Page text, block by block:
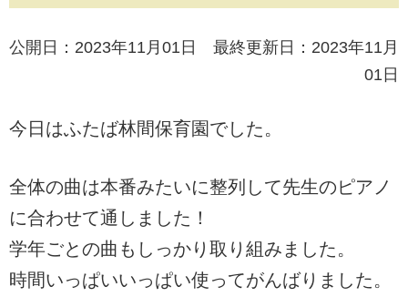
公開日：2023年11月01日 最終更新日：2023年11月
01日
今日はふたば林間保育園でした。
全体の曲は本番みたいに整列して先生のピアノ
に合わせて通しました！
学年ごとの曲もしっかり取り組みました。
時間いっぱいいっぱい使ってがんばりました。